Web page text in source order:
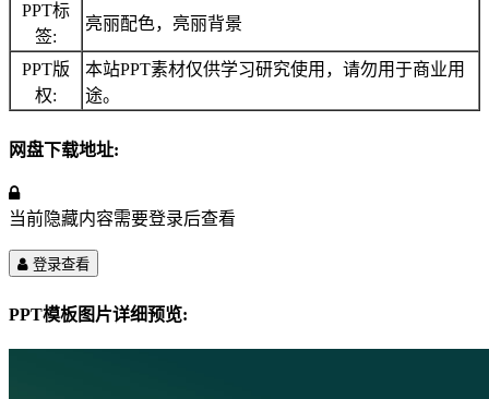
PPT标
签:
亮丽配色，亮丽背景
PPT版
权:
本站PPT素材仅供学习研究使用，请勿用于商业用
途。
网盘下载地址:
当前隐藏内容需要登录后查看
登录查看
PPT模板图片详细预览: